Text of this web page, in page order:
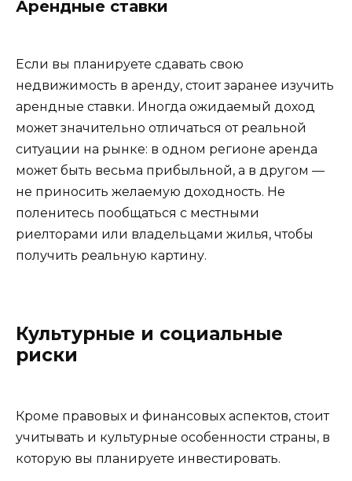
Арендные ставки
Если вы планируете сдавать свою
недвижимость в аренду, стоит заранее изучить
арендные ставки. Иногда ожидаемый доход
может значительно отличаться от реальной
ситуации на рынке: в одном регионе аренда
может быть весьма прибыльной, а в другом —
не приносить желаемую доходность. Не
поленитесь пообщаться с местными
риелторами или владельцами жилья, чтобы
получить реальную картину.
Культурные и социальные
риски
Кроме правовых и финансовых аспектов, стоит
учитывать и культурные особенности страны, в
которую вы планируете инвестировать.